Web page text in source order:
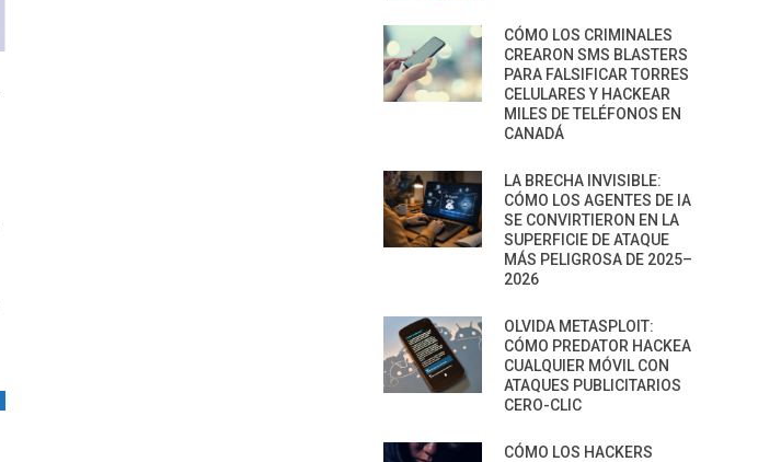
CÓMO LOS CRIMINALES
CREARON SMS BLASTERS
PARA FALSIFICAR TORRES
CELULARES Y HACKEAR
MILES DE TELÉFONOS EN
CANADÁ
LA BRECHA INVISIBLE:
CÓMO LOS AGENTES DE IA
SE CONVIRTIERON EN LA
SUPERFICIE DE ATAQUE
MÁS PELIGROSA DE 2025–
2026
OLVIDA METASPLOIT:
CÓMO PREDATOR HACKEA
CUALQUIER MÓVIL CON
ATAQUES PUBLICITARIOS
CERO-CLIC
CÓMO LOS HACKERS